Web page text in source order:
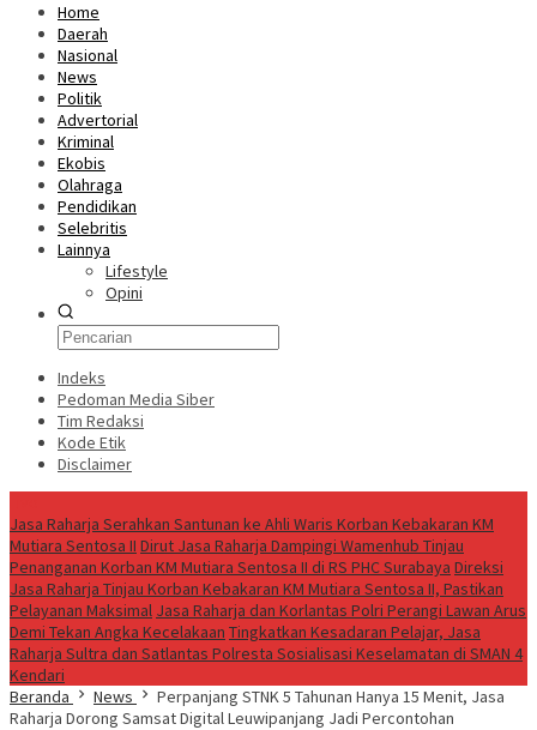
Home
Daerah
Nasional
News
Politik
Advertorial
Kriminal
Ekobis
Olahraga
Pendidikan
Selebritis
Lainnya
Lifestyle
Opini
Indeks
Pedoman Media Siber
Tim Redaksi
Kode Etik
Disclaimer
Jasa Raharja Serahkan Santunan ke Ahli Waris Korban Kebakaran KM
Mutiara Sentosa II Dirut Jasa Raharja Dampingi Wamenhub Tinjau
Penanganan Korban KM Mutiara Sentosa II di RS PHC Surabaya Direksi
Jasa Raharja Tinjau Korban Kebakaran KM Mutiara Sentosa II, Pastikan
Pelayanan Maksimal Jasa Raharja dan Korlantas Polri Perangi Lawan Arus
Demi Tekan Angka Kecelakaan Tingkatkan Kesadaran Pelajar, Jasa
Raharja Sultra dan Satlantas Polresta Sosialisasi Keselamatan di SMAN 4
Kendari
Beranda
News
Perpanjang STNK 5 Tahunan Hanya 15 Menit, Jasa
Raharja Dorong Samsat Digital Leuwipanjang Jadi Percontohan